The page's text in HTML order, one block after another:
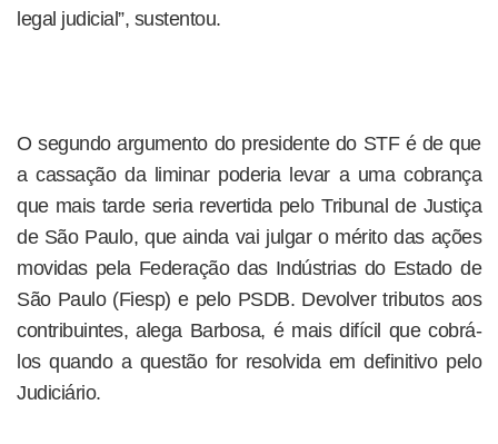
legal judicial”, sustentou.
O segundo argumento do presidente do STF é de que
a cassação da liminar poderia levar a uma cobrança
que mais tarde seria revertida pelo Tribunal de Justiça
de São Paulo, que ainda vai julgar o mérito das ações
movidas pela Federação das Indústrias do Estado de
São Paulo (Fiesp) e pelo PSDB. Devolver tributos aos
contribuintes, alega Barbosa, é mais difícil que cobrá-
los quando a questão for resolvida em definitivo pelo
Judiciário.